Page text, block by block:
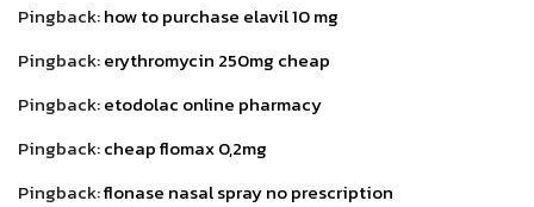
Pingback:how to purchase elavil 10 mg
Pingback:erythromycin 250mg cheap
Pingback:etodolac online pharmacy
Pingback:cheap flomax 0,2mg
Pingback:flonase nasal spray no prescription